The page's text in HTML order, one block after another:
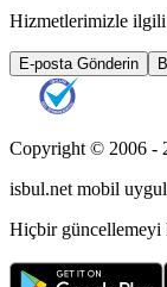
Hizmetlerimizle ilgili
E-posta Gönderin
Copyright © 2006 -
isbul.net mobil
Hiçbir güncellemeyi